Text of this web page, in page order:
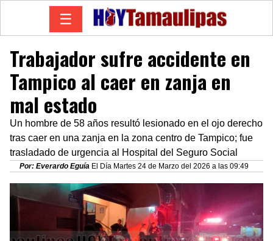
☰
Trabajador sufre accidente en
Tampico al caer en zanja en
mal estado
Un hombre de 58 años resultó lesionado en el ojo derecho
tras caer en una zanja en la zona centro de Tampico; fue
trasladado de urgencia al Hospital del Seguro Social
Por: Everardo Eguía El Día Martes 24 de Marzo del 2026 a las 09:49